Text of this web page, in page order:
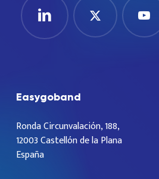
Easygoband
Ronda Circunvalación, 188,
12003 Castellón de la Plana
España